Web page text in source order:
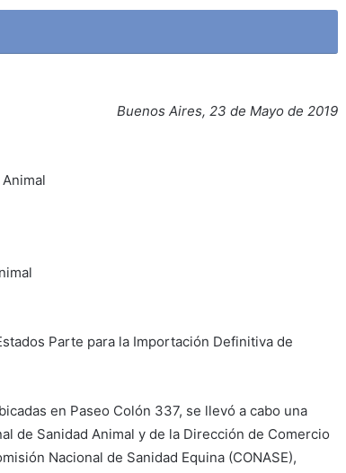
Buenos Aires, 23 de Mayo de 2019
Parte para la Importación Definitiva de
en Paseo Colón 337, se llevó a cabo una
de Sanidad Animal y de la Dirección de Comercio
Nacional de Sanidad Equina (CONASE),